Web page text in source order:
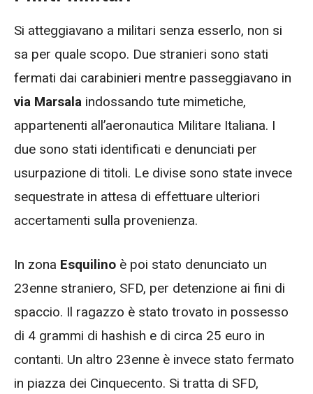
Si atteggiavano a militari senza esserlo, non si
sa per quale scopo. Due stranieri sono stati
fermati dai carabinieri mentre passeggiavano in
via Marsala indossando tute mimetiche,
appartenenti all’aeronautica Militare Italiana. I
due sono stati identificati e denunciati per
usurpazione di titoli. Le divise sono state invece
sequestrate in attesa di effettuare ulteriori
accertamenti sulla provenienza.
In zona Esquilino è poi stato denunciato un
23enne straniero, SFD, per detenzione ai fini di
spaccio. Il ragazzo è stato trovato in possesso
di 4 grammi di hashish e di circa 25 euro in
contanti. Un altro 23enne è invece stato fermato
in piazza dei Cinquecento. Si tratta di SFD,